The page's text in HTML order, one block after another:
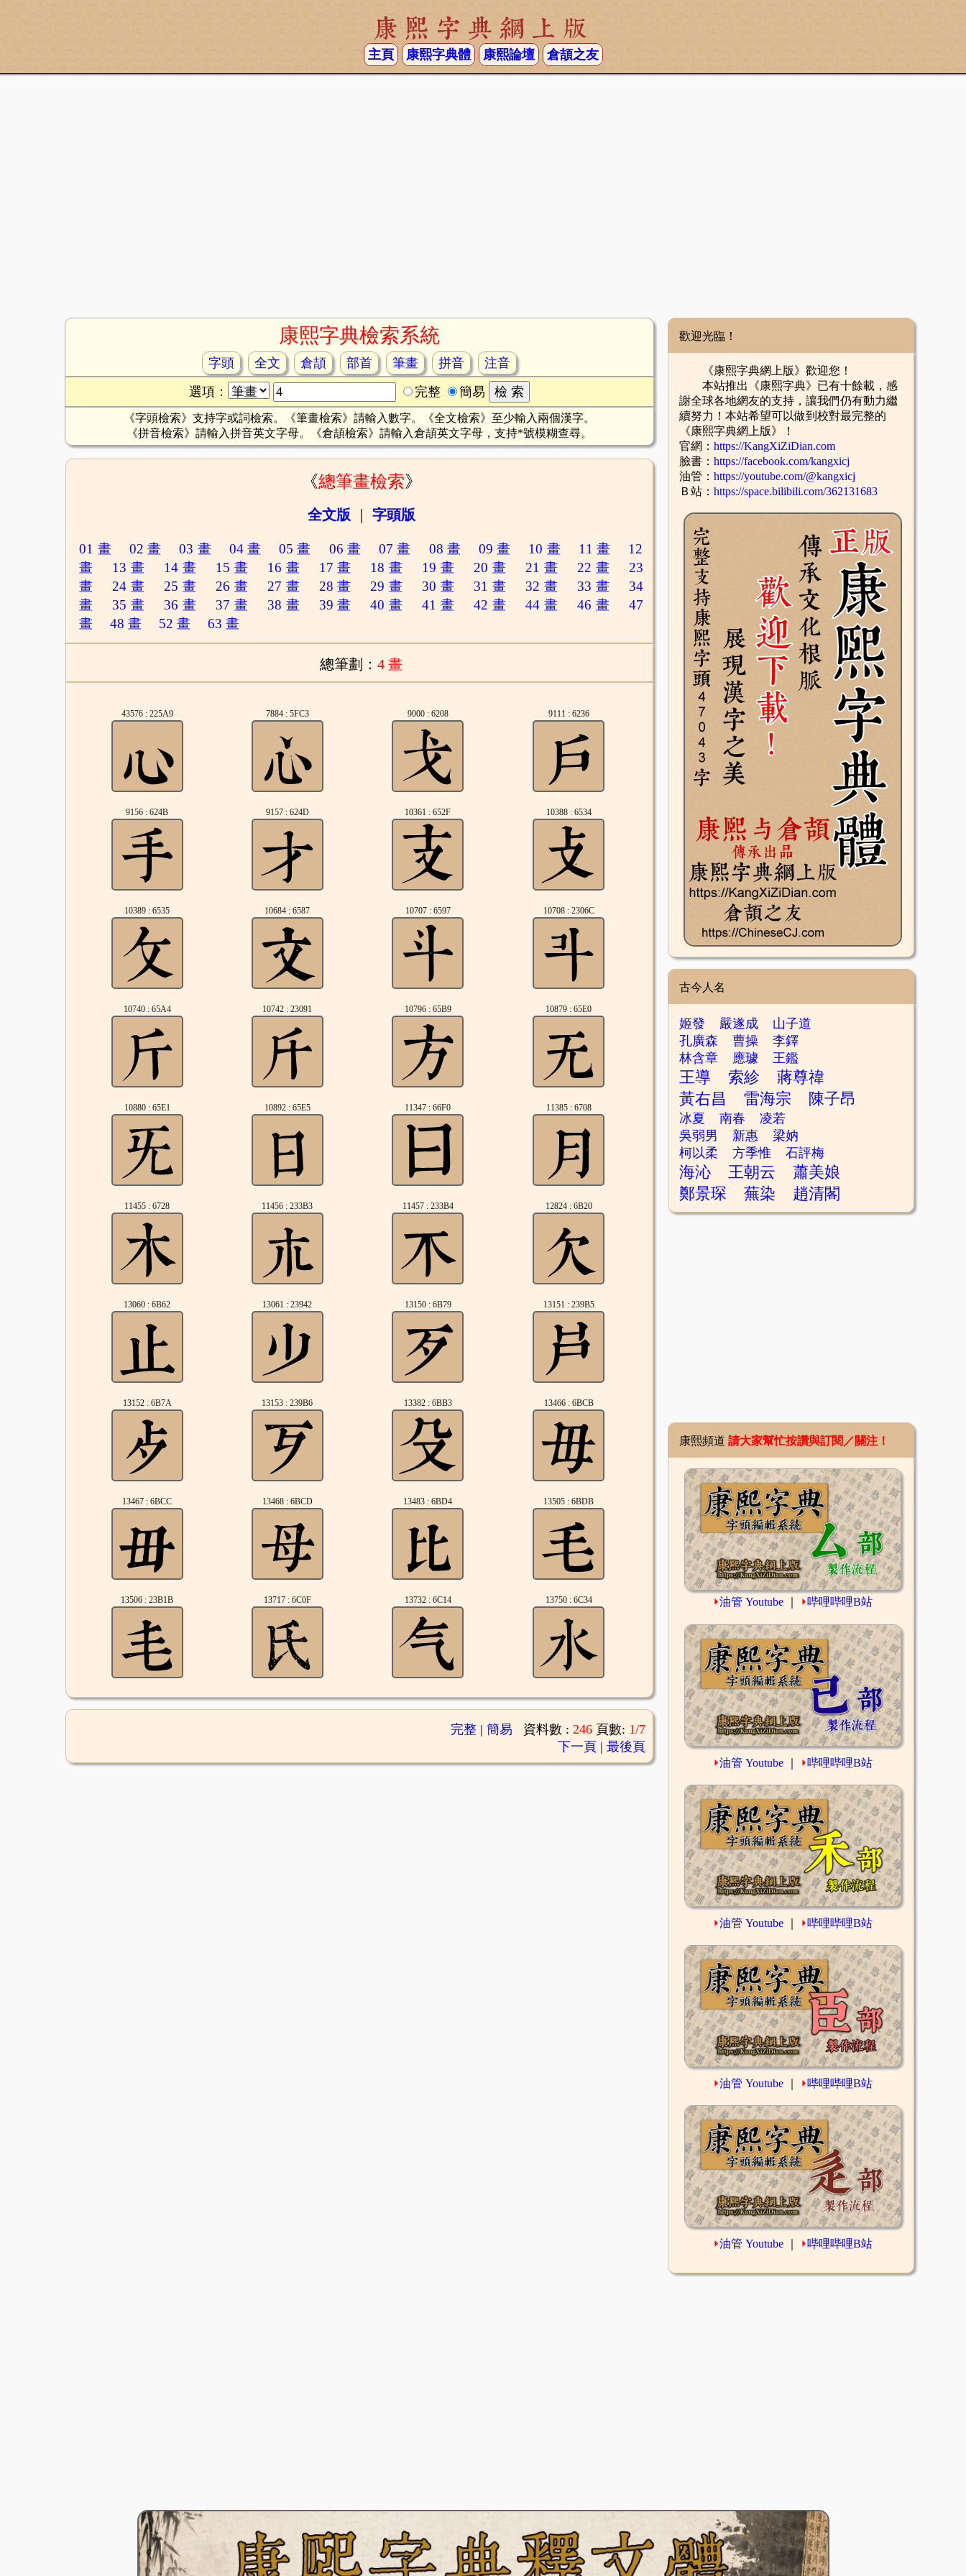
康熙字典網上版
主頁 康熙字典體 康熙論壇 倉頡之友
康熙字典檢索系統
字頭 全文 倉頡 部首 筆畫 拼音
注音
選項：
完整 簡易
《字頭檢索》支持字或詞檢索。《筆畫檢索》請輸入數字。《全文檢索》至少輸入兩個漢字。
《拼音檢索》請輸入拼音英文字母。《倉頡檢索》請輸入倉頡英文字母，支持*號模糊查尋。
《總筆畫檢索》
全文版 字頭版
01 畫 02 畫 03 畫 04 畫 05 畫 06 畫 07 畫 08 畫 09 畫 10 畫 11 畫
12
畫
13 畫 14 畫 15 畫 16 畫 17 畫 18 畫 19 畫 20 畫 21 畫 22 畫
23
畫
24 畫 25 畫 26 畫 27 畫 28 畫 29 畫 30 畫 31 畫 32 畫 33 畫
34
畫
35 畫 36 畫 37 畫 38 畫 39 畫 40 畫 41 畫 42 畫 44 畫 46 畫
47
畫
48 畫 52 畫 63 畫
總筆劃： 4 畫
43576 : 225A9 7884 : 5FC3 9000 : 6208 9111 : 6236
9156 : 624B 9157 : 624D 10361 : 652F 10388 : 6534
10389 : 6535 10684 : 6587 10707 : 6597 10708 : 2306C
10740 : 65A4 10742 : 23091 10796 : 65B9 10879 : 65E0
10880 : 65E1 10892 : 65E5 11347 : 66F0 11385 : 6708
11455 : 6728 11456 : 233B3 11457 : 233B4 12824 : 6B20
13060 : 6B62 13061 : 23942 13150 : 6B79 13151 : 239B5
13152 : 6B7A 13153 : 239B6 13382 : 6BB3 13466 : 6BCB
13467 : 6BCC 13468 : 6BCD 13483 : 6BD4 13505 : 6BDB
13506 : 23B1B 13717 : 6C0F 13732 : 6C14 13750 : 6C34
完整| 簡易 資料數 : 246 頁數: 1/7
下一頁 | 最後頁
歡迎光臨！
《康熙字典網上版》歡迎您！
本站推出《康熙字典》已有十餘載，感
謝全球各地網友的支持，讓我們仍有動力繼
續努力！本站希望可以做到校對最完整的
《康熙字典網上版》！
官網： https://KangXiZiDian.com
臉書： https://facebook.com/kangxicj
油管： https://youtube.com/@kangxicj
Ｂ站： https://space.bilibili.com/362131683
古今人名
姬發 嚴遂成
山子道
孔廣森
曹操
李鐸
林含章
應璩 王鑑
王導 索紾
蔣尊禕
黃右昌
雷海宗 陳子昂
冰夏 南春
凌若
吳弱男
新惠
梁妠
柯以柔
方季惟 石評梅
海沁 王朝云
蕭美娘
鄭景琛
蕪染 趙清閣
康熙頻道 請大家幫忙按讚與訂閱／關注！
⏵油管 Youtube ⏵哔哩哔哩B站
⏵油管 Youtube ⏵哔哩哔哩B站
⏵油管 Youtube ⏵哔哩哔哩B站
⏵油管 Youtube ⏵哔哩哔哩B站
⏵油管 Youtube ⏵哔哩哔哩B站